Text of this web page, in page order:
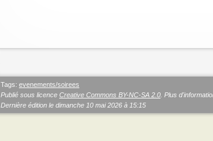
Tags: evenements/soirees
Publié sous licence Creative Commons BY-NC-SA 2.0 . Plus
Dernière édition le dimanche 10 mai 2026 à 15:15